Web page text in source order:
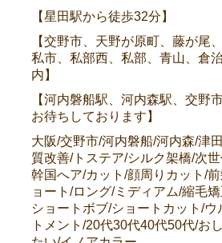
【星田駅から徒歩32分】
【交野市、天野が原町、藤が尾
私市、私部西、私部、青山、倉
内】
【河内磐船駅、河内森駅、交野
お待ちしております】
大阪/交野市/河内磐船/河内森/津
質改善/トステア/シルク架橋/次
幹国へア/カット/顔周りカット/
ョート/ロング/ミディアム/縮毛
ショートボブ/ショートカット/ウ
トメント/20代30代40代50代/お